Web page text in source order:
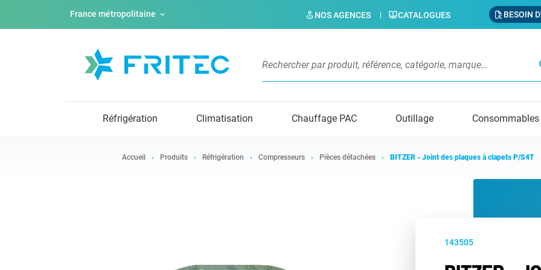
France métropolitaine NOS AGENCES CATALOGUES BESOIN
Réfrigération Climatisation Chauffage PAC Outillage Consommables
Accueil Produits Réfrigération Compresseurs Pièces détachées BITZER - Joint des plaques à clapets P/S4T
143505